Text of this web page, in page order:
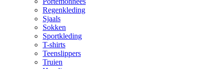
Regenkleding
Sjaals
Sokken
Sportkleding
T-shirts
Teenslippers
Truien